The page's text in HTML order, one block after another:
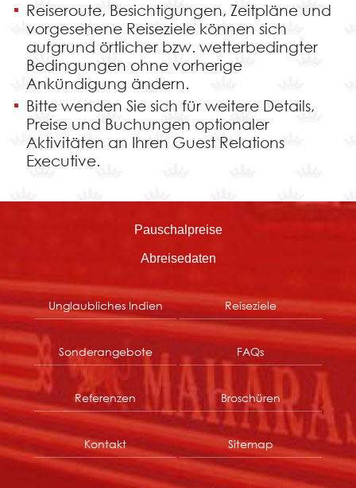
Reiseroute, Besichtigungen, Zeitpläne und
vorgesehene Reiseziele können sich
aufgrund örtlicher bzw. wetterbedingter
Bedingungen ohne vorherige
Ankündigung ändern.
Bitte wenden Sie sich für weitere Details,
Preise und Buchungen optionaler
Aktivitäten an Ihren Guest Relations
Executive.
Pauschalpreise
Abreisedaten
Unglaubliches Indien Reiseziele
Sonderangebote FAQs
Referenzen Broschüren
Kontakt Sitemap